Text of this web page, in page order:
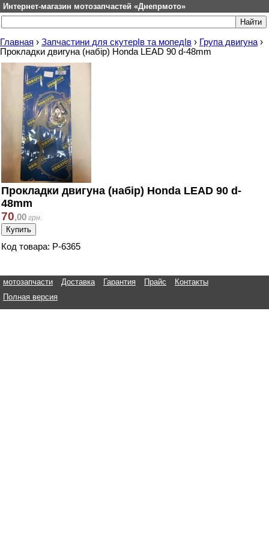
Интернет-магазин мотозапчастей «Днепрмото»
Главная › Запчастини для скутерІв та мопедІв › Група двигуна ›
Прокладки двигуна (набір) Honda LEAD 90 d-48mm
Прокладки двигуна (набір) Honda LEAD 90 d-
48mm
70,00 грн.
Код товара: P-6365
мотозапчасти Доставка Гарантия Прайс
Контакты
Полная версия